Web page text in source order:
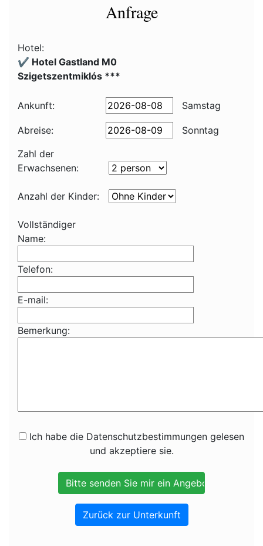
Anfrage
Hotel:
✔️ Hotel Gastland M0
Szigetszentmiklós ***
Ankunft: Samstag
Abreise:
Sonntag
Zahl der
Erwachsenen:
Anzahl der Kinder:
Vollständiger
Name:
Telefon:
E-mail:
Bemerkung:
Ich habe die Datenschutzbestimmungen gelesen
und akzeptiere sie.
Zurück zur Unterkunft